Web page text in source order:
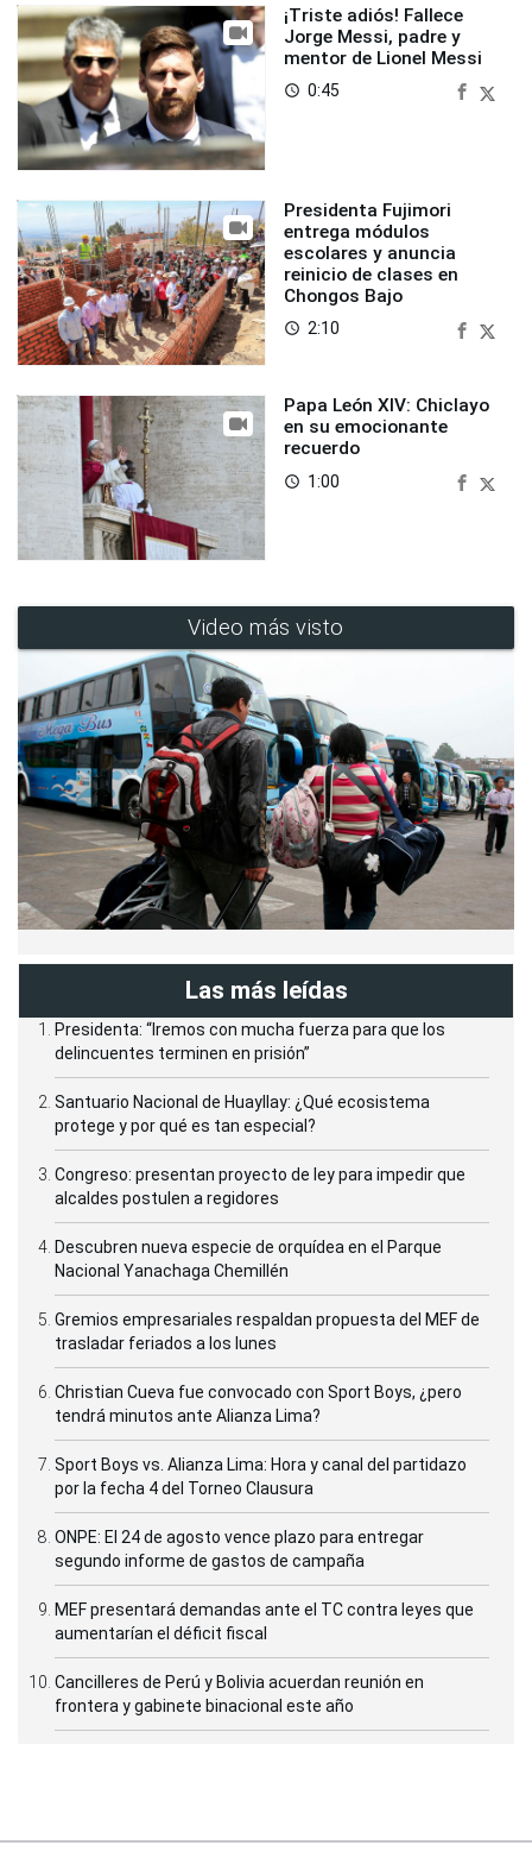
¡Triste adiós! Fallece
Jorge Messi, padre y
mentor de Lionel Messi
access_time 0:45
Presidenta Fujimori
entrega módulos
escolares y anuncia
reinicio de clases en
Chongos Bajo
access_time 2:10
Papa León XIV: Chiclayo
en su emocionante
recuerdo
access_time 1:00
Video más visto
Las más leídas
Presidenta: “Iremos con mucha fuerza para que los
delincuentes terminen en prisión”
Santuario Nacional de Huayllay: ¿Qué ecosistema
protege y por qué es tan especial?
Congreso: presentan proyecto de ley para impedir que
alcaldes postulen a regidores
Descubren nueva especie de orquídea en el Parque
Nacional Yanachaga Chemillén
Gremios empresariales respaldan propuesta del MEF de
trasladar feriados a los lunes
Christian Cueva fue convocado con Sport Boys, ¿pero
tendrá minutos ante Alianza Lima?
Sport Boys vs. Alianza Lima: Hora y canal del partidazo
por la fecha 4 del Torneo Clausura
ONPE: El 24 de agosto vence plazo para entregar
segundo informe de gastos de campaña
MEF presentará demandas ante el TC contra leyes que
aumentarían el déficit fiscal
Cancilleres de Perú y Bolivia acuerdan reunión en
frontera y gabinete binacional este año